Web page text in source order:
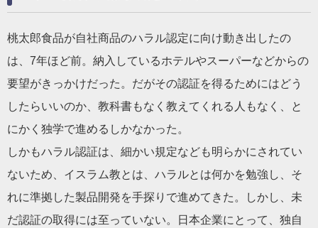
桃太郎食品が自社商品のハラル認定に向け動き出したの
は、7年ほど前。納入しているホテルやスーパーなどからの
要望がきっかけだった。だがその認証を得るためにはどう
したらいいのか、教科書もなく教えてくれる人もなく、と
にかく独学で進めるしかなかった。
しかもハラル認証は、細かい規定なども明らかにされてい
ないため、イスラム教とは、ハラルとは何かを勉強し、そ
れに準拠した製品開発を手探りで進めてきた。しかし、未
だ認証の取得には至っていない。日本企業にとって、独自